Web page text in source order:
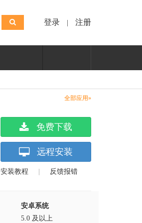
登录 注册
全部应用»
免费下载
远程安装
安装教程 反馈报错
安卓系统
5.0 及以上